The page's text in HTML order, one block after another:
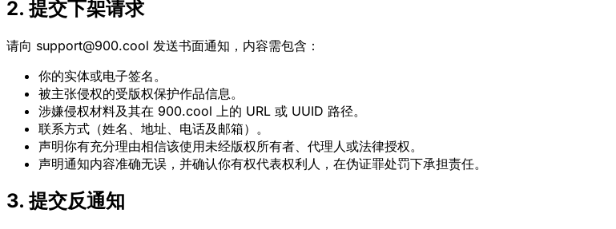
2. 提交下架请求
请向 support@900.cool 发送书面通知，内容需包含：
你的实体或电子签名。
被主张侵权的受版权保护作品信息。
涉嫌侵权材料及其在 900.cool 上的 URL 或 UUID 路径。
联系方式（姓名、地址、电话及邮箱）。
声明你有充分理由相信该使用未经版权所有者、代理人或法律授权。
声明通知内容准确无误，并确认你有权代表权利人，在伪证罪处罚下承担责任。
3. 提交反通知